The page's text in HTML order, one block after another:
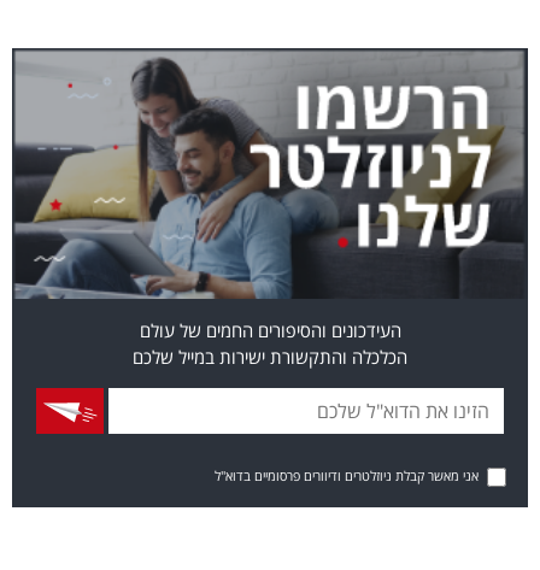
העידכונים והסיפורים החמים של עולם
הכלכלה והתקשורת ישירות במייל שלכם
אני מאשר קבלת ניוזלטרים ודיוורים פרסומיים בדוא"ל